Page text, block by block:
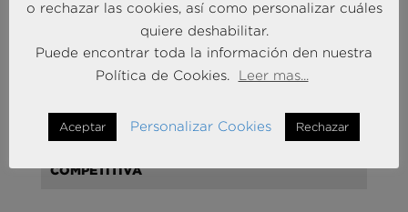
Andersen Consulting refuerza su crecimiento en
España con la incorporación de Francisco Puertas
como Socio Responsable de Human Capital
COMPETITIVA
o rechazar las cookies, así como personalizar cuáles
quiere deshabilitar.
Puede encontrar toda la información den nuestra
Política de Cookies.
Leer mas...
Aceptar Personalizar Cookies Rechazar